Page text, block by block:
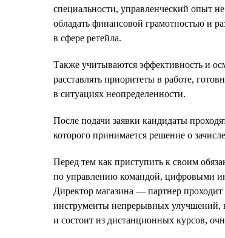
специальности, управленческий опыт
обладать финансовой грамотностью и
в сфере ретейла.
Также учитываются эффективность и
расставлять приоритеты в работе,
в ситуациях неопределенности.
После подачи заявки кандидаты
которого принимается решение о
Перед тем как приступить к своим
по управлению командой, цифровыми
Директор магазина — партнер
инструменты непрерывных улучшений,
и состоит из дистанционных курсов,